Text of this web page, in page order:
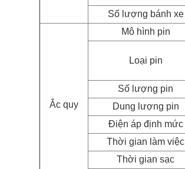
Số lượng bánh xe
Ắc quy
Mô hình pin
Loại pin
Số lượng pin
Dung lượng pin
Điện áp định mức
Thời gian làm việc
Thời gian sạc